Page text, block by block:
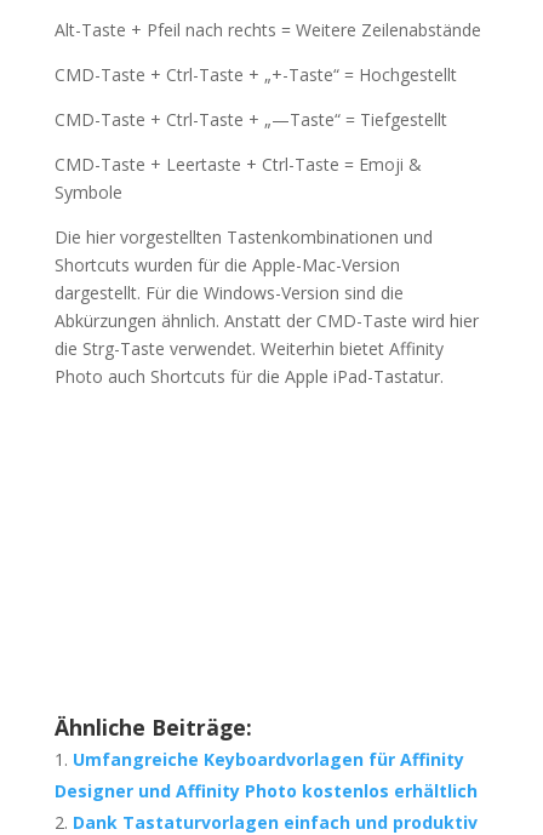
Alt-Taste + Pfeil nach rechts = Weitere Zeilenabstände
CMD-Taste + Ctrl-Taste + „+-Taste“ = Hochgestellt
CMD-Taste + Ctrl-Taste + „—Taste“ = Tiefgestellt
CMD-Taste + Leertaste + Ctrl-Taste = Emoji &
Symbole
Die hier vorgestellten Tastenkombinationen und
Shortcuts wurden für die Apple-Mac-Version
dargestellt. Für die Windows-Version sind die
Abkürzungen ähnlich. Anstatt der CMD-Taste wird hier
die Strg-Taste verwendet. Weiterhin bietet Affinity
Photo auch Shortcuts für die Apple iPad-Tastatur.
Ähnliche Beiträge:
Umfangreiche Keyboardvorlagen für Affinity
Designer und Affinity Photo kostenlos erhältlich
Dank Tastaturvorlagen einfach und produktiv